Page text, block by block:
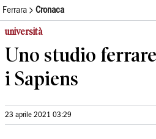
Ferrara Cronaca
università
Uno studio
i Sapiens
23 aprile 2021 03:29